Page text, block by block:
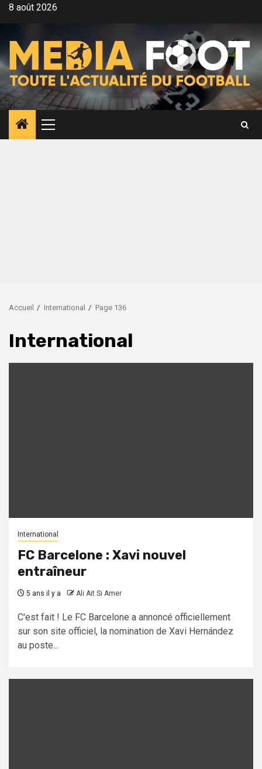
Aller8 août 2026
Menu
principal
Accueil International Page 136
International
International
FC Barcelone : Xavi nouvel
entraîneur
5 ans il y a Ali Ait Si Amer
C'est fait ! Le FC Barcelone a annoncé officiellement
sur son site officiel, la nomination de Xavi Hernández
au poste...